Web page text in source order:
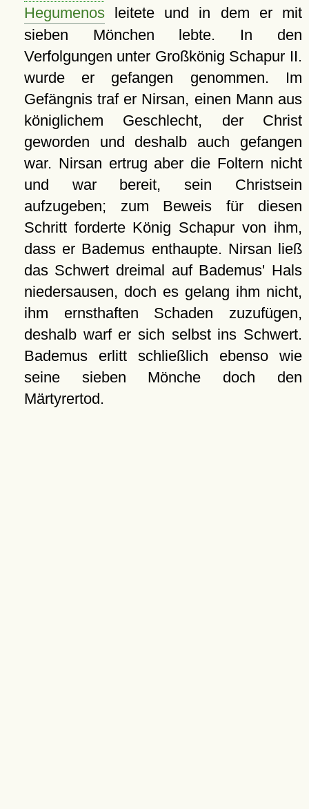
Hegumenosleitete und in dem er mit
sieben Mönchen lebte. In den
Verfolgungen unter Großkönig Schapur II.
wurde er gefangen genommen. Im
Gefängnis traf er Nirsan, einen Mann aus
königlichem Geschlecht, der Christ
geworden und deshalb auch gefangen
war. Nirsan ertrug aber die Foltern nicht
und war bereit, sein Christsein
aufzugeben; zum Beweis für diesen
Schritt forderte König Schapur von ihm,
dass er Bademus enthaupte. Nirsan ließ
das Schwert dreimal auf Bademus' Hals
niedersausen, doch es gelang ihm nicht,
ihm ernsthaften Schaden zuzufügen,
deshalb warf er sich selbst ins Schwert.
Bademus erlitt schließlich ebenso wie
seine sieben Mönche doch den
Märtyrertod.